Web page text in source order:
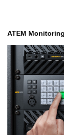
ATEM